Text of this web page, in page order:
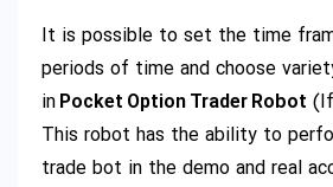
It is possible to set the time
periods of time and choose
inPocket Option Trader Robot
This robot has the ability to
trade bot in the demo and real